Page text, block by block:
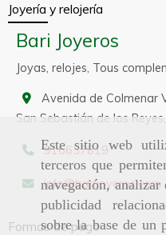
Este sitio web
terceros que
navegación,
publicidad
sobre la base de un
Joyería y relojería
Bari Joyeros
Joyas, relojes, Tous
Avenida de Colmenar
San Sebastián de los Reyes,
916637819
info barijoyeros.com
Formas de pago